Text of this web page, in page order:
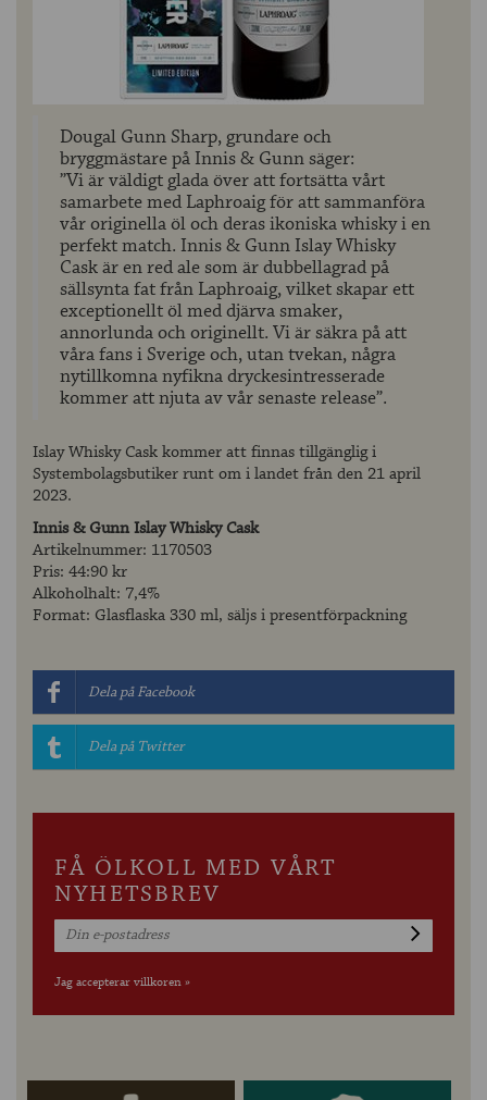
Dougal Gunn Sharp, grundare och
bryggmästare på Innis & Gunn säger:
”Vi är väldigt glada över att fortsätta vårt
samarbete med Laphroaig för att sammanföra
vår originella öl och deras ikoniska whisky i en
perfekt match. Innis & Gunn Islay Whisky
Cask är en red ale som är dubbellagrad på
sällsynta fat från Laphroaig, vilket skapar ett
exceptionellt öl med djärva smaker,
annorlunda och originellt. Vi är säkra på att
våra fans i Sverige och, utan tvekan, några
nytillkomna nyfikna dryckesintresserade
kommer att njuta av vår senaste release”.
Islay Whisky Cask kommer att finnas tillgänglig i
Systembolagsbutiker runt om i landet från den 21 april
2023.
Innis & Gunn Islay Whisky Cask
Artikelnummer: 1170503
Pris: 44:90 kr
Alkoholhalt: 7,4%
Format: Glasflaska 330 ml, säljs i presentförpackning
Dela på Facebook
Dela på Twitter
FÅ ÖLKOLL MED VÅRT
NYHETSBREV
Jag accepterar villkoren »